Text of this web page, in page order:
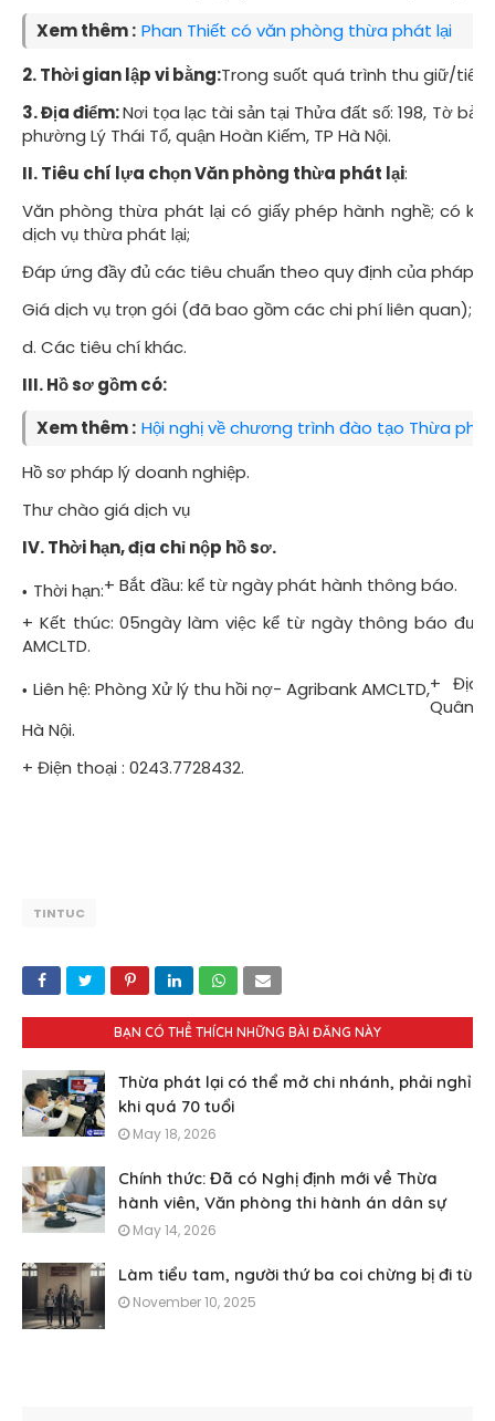
Xem thêm : Phan Thiết có văn phòng thừa phát lại
2. Thời gian lập vi bằng:Trong suốt quá trình thu giữ/tiếp
3. Địa điểm:Nơi tọa lạc tài sản tại Thửa đất số: 198, Tờ bản
phường Lý Thái Tổ, quận Hoàn Kiếm, TP Hà Nội.
II. Tiêu chí lựa chọnVăn phòng thừa phát lại:
Văn phòng thừa phát lại có giấy phép hành nghề; có
dịch vụ thừa phát lại;
Đáp ứng đầy đủ các tiêu chuẩn theo quy định của pháp
Giá dịch vụ trọn gói (đã bao gồm các chi phí liên quan);
d. Các tiêu chí khác.
III. Hồ sơ gồm có:
Xem thêm : Hội nghị về chương trình đào tạo Thừa
Hồ sơ pháp lý doanh nghiệp.
Thư chào giá dịch vụ
IV. Thời hạn, địa chỉ nộp hồ sơ.
Thời hạn:+ Bắt đầu: kể từ ngày phát hành thông báo.
+ Kết thúc: 05ngày làm việc kể từ ngày thông báo
AMCLTD.
Liên hệ: Phòng Xử lý thu hồi nợ- Agribank AMCLTD,+ Địa
Quân,
Hà Nội.
+ Điện thoại : 0243.7728432.
TINTUC
BẠN CÓ THỂ THÍCH NHỮNG BÀI ĐĂNG NÀY
Thừa phát lại có thể mở chi nhánh, phải nghỉ
khi quá 70 tuổi
May 18, 2026
Chính thức: Đã có Nghị định mới về Thừa
hành viên, Văn phòng thi hành án dân sự
May 14, 2026
Làm tiểu tam, người thứ ba coi chừng bị đi tù
November 10, 2025